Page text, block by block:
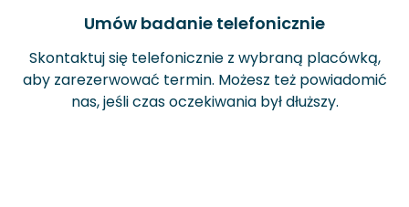
Umów badanie telefonicznie
Skontaktuj się telefonicznie z wybraną placówką,
aby zarezerwować termin. Możesz też powiadomić
nas, jeśli czas oczekiwania był dłuższy.